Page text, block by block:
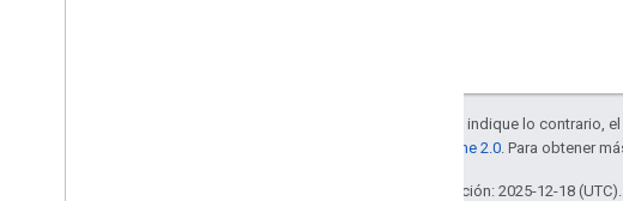
A menos que se indique lo contrario,
licencia Apache 2.0 . Para obtener
Última actualización: 2025-12-18 (UTC).